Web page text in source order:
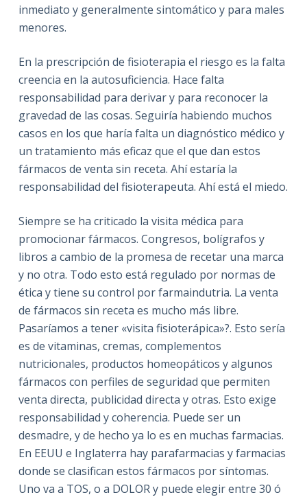
inmediato y generalmente sintomático y para males
menores.
En la prescripción de fisioterapia el riesgo es la falta
creencia en la autosuficiencia. Hace falta
responsabilidad para derivar y para reconocer la
gravedad de las cosas. Seguiría habiendo muchos
casos en los que haría falta un diagnóstico médico y
un tratamiento más eficaz que el que dan estos
fármacos de venta sin receta. Ahí estaría la
responsabilidad del fisioterapeuta. Ahí está el miedo.
Siempre se ha criticado la visita médica para
promocionar fármacos. Congresos, bolígrafos y
libros a cambio de la promesa de recetar una marca
y no otra. Todo esto está regulado por normas de
ética y tiene su control por farmaindutria. La venta
de fármacos sin receta es mucho más libre.
Pasaríamos a tener «visita fisioterápica»?. Esto sería
es de vitaminas, cremas, complementos
nutricionales, productos homeopáticos y algunos
fármacos con perfiles de seguridad que permiten
venta directa, publicidad directa y otras. Esto exige
responsabilidad y coherencia. Puede ser un
desmadre, y de hecho ya lo es en muchas farmacias.
En EEUU e Inglaterra hay parafarmacias y farmacias
donde se clasifican estos fármacos por síntomas.
Uno va a TOS, o a DOLOR y puede elegir entre 30 ó